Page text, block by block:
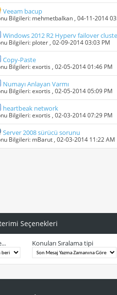
Veeam bacup
Bilgileri: mehmetbalkan , 04-11-2014
Windows 2012 R2 Hyperv failover
Bilgileri: ploter , 02-09-2014 03:03 PM
Copy-Paste
Bilgileri:exortis , 02-05-2014 01:46 PM
Numayı Anlayan Varmı
Bilgileri:exortis , 02-05-2014 05:09 PM
heartbeak network
Bilgileri:exortis , 02-03-2014 07:29 PM
Server 2008 sürücü sorunu
Bilgileri: mBarut , 02-03-2014 11:22 AM
Seçenekleri
Konuları Sıralama tipi